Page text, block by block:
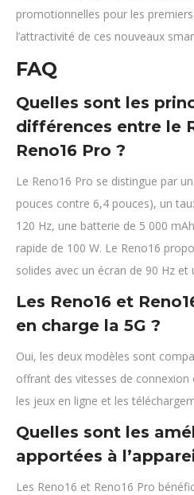
promotionnelles pour les
l’attractivité de ces nouveaux
FAQ
Quelles sont les
différences entre le
Reno16 Pro ?
Le Reno16 Pro se distingue par
pouces contre 6,4 pouces), un
120 Hz, une batterie de 5 000
rapide de 100 W. Le Reno16
solides avec un écran de 90 Hz et
Les Reno16 et
en charge la 5G ?
Oui, les deux modèles sont
offrant des vitesses de
les jeux en ligne et les
Quelles sont les
apportées à
Les Reno16 et Reno16 Pro